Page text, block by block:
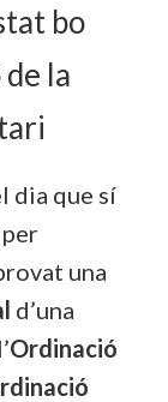
bo
la
dia que sí
una
d’una
Ordinació